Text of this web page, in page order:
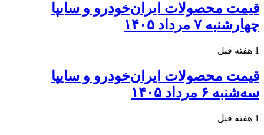
قیمت محصولات ایران‌خودرو و سایپا
چهارشنبه ۷ مرداد ۱۴۰۵
1 هفته قبل
قیمت محصولات ایران‌خودرو و سایپا
سه‌شنبه ۶ مرداد ۱۴۰۵
1 هفته قبل